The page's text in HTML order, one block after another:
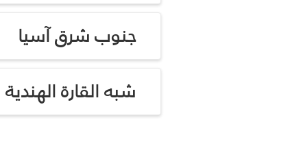
جنوب شرق آسيا
شبه القارة الهندية